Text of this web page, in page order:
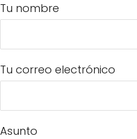
Tu nombre
Tu correo electrónico
Asunto